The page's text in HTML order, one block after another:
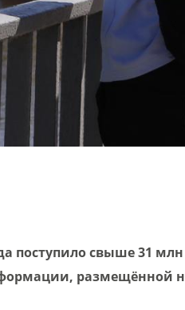
поступило свыше 31
размещённой